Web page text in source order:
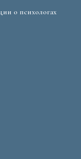
о психологах